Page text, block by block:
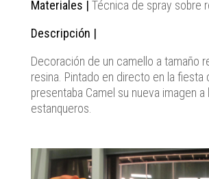
Materiales | Técnica de spray sobre
Descripción |
Decoración de un camello a tamaño
resina. Pintado en directo en la fiesta
presentaba Camel su nueva imagen a
estanqueros.